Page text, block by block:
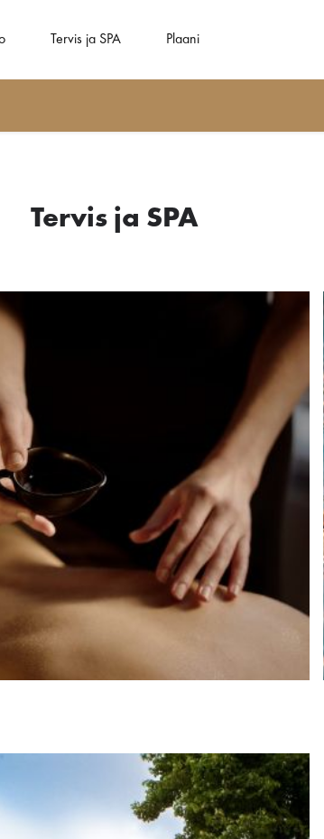
Tervis ja SPA Plaani
Tervis ja SPA